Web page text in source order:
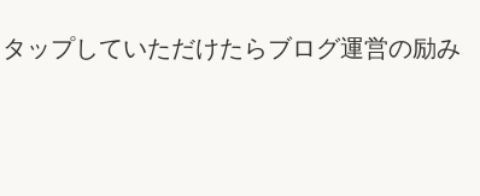
ップしていただけたらブログ運営の励み